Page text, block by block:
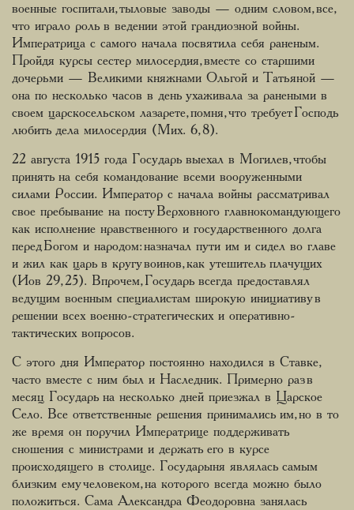
военные госпитали, тыловые заводы — одним словом, все,
что играло роль в ведении этой грандиозной войны.
Императрица с самого начала посвятила себя раненым.
Пройдя курсы сестер милосердия, вместе со старшими
дочерьми — Великими княжнами Ольгой и Татьяной —
она по несколько часов в день ухаживала за ранеными в
своем царскосельском лазарете, помня, что требует Господь
любить дела милосердия (Мих. 6, 8).
22 августа 1915 года Государь выехал в Могилев, чтобы
принять на себя командование всеми вооруженными
силами России. Император с начала войны рассматривал
свое пребывание на посту Верховного главнокомандующего
как исполнение нравственного и государственного долга
перед Богом и народом: назначал пути им и сидел во главе
и жил как царь в кругу воинов, как утешитель плачущих
(Иов 29, 25). Впрочем, Государь всегда предоставлял
ведущим военным специалистам широкую инициативу в
решении всех военно-стратегических и оперативно-
тактических вопросов.
С этого дня Император постоянно находился в Ставке,
часто вместе с ним был и Наследник. Примерно раз в
месяц Государь на несколько дней приезжал в Царское
Село. Все ответственные решения принимались им, но в то
же время он поручил Императрице поддерживать
сношения с министрами и держать его в курсе
происходящего в столице. Государыня являлась самым
близким ему человеком, на которого всегда можно было
положиться. Сама Александра Феодоровна занялась